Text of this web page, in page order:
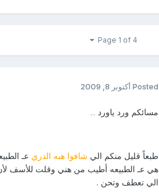
Page 1 of 4
Posted أكتوبر 8, 2009
مسائكم ورد ياورد ..
طبعاً قليل منكم الي شافوا هبه الدري عـ
هي عـ الطبيعه أطيب من هني وقلت للأسف
الي تعطف وتحن .